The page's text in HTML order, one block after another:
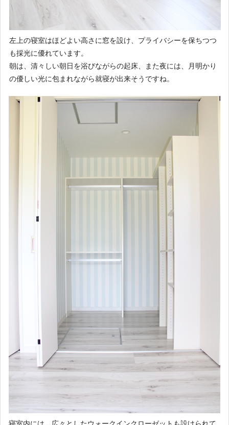
左上の寝室はほどよい高さに窓を設け、プライバシーを保ちつつ
も採光に優れています。
朝は、清々しい朝日を浴びながらの起床、また夜には、月明かり
の優しい光に包まれながら就寝が出来そうですね。
寝室内には、広々としたウォークインクローゼットも設けられて